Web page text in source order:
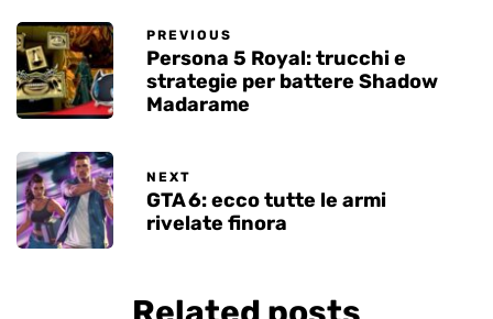
PREVIOUS
Persona 5 Royal: trucchi e
strategie per battere Shadow
Madarame
NEXT
GTA 6: ecco tutte le armi
rivelate finora